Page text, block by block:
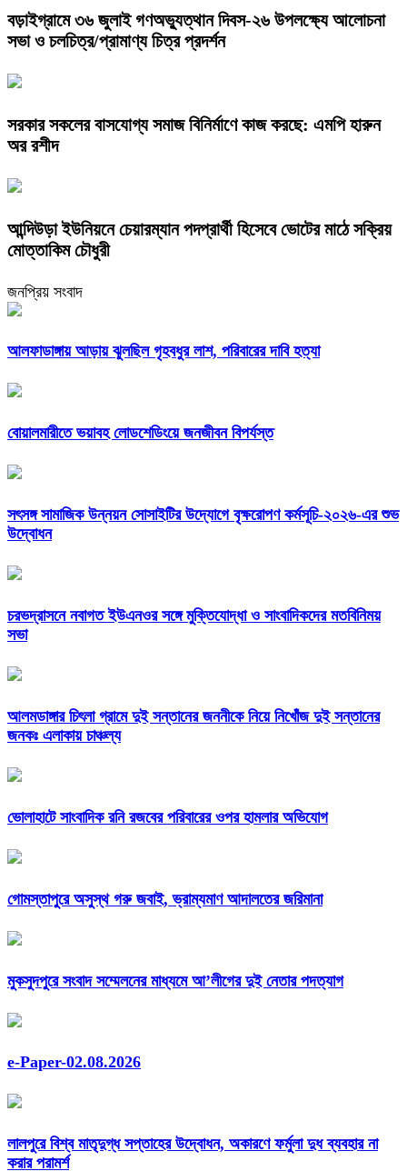
বড়াইগ্রামে ৩৬ জুলাই গণঅভ্যুত্থান দিবস-২৬ উপলক্ষ্যে আলোচনা
সভা ও চলচিত্র/প্রামাণ্য চিত্র প্রদর্শন
সরকার সকলের বাসযোগ্য সমাজ বিনির্মাণে কাজ করছে: এমপি হারুন
অর রশীদ
আন্দিউড়া ইউনিয়নে চেয়ারম্যান পদপ্রার্থী হিসেবে ভোটের মাঠে সক্রিয়
মোত্তাকিম চৌধুরী
জনপ্রিয় সংবাদ
আলফাডাঙ্গায় আড়ায় ঝুলছিল গৃহবধুর লাশ, পরিবারের দাবি হত্যা
বোয়ালমারীতে ভয়াবহ লোডশেডিংয়ে জনজীবন বিপর্যস্ত
সৎসঙ্গ সামাজিক উন্নয়ন সোসাইটির উদ্যোগে বৃক্ষরোপণ কর্মসূচি-২০২৬-এর শুভ
উদ্বোধন
চরভদ্রাসনে নবাগত ইউএনওর সঙ্গে মুক্তিযোদ্ধা ও সাংবাদিকদের মতবিনিময়
সভা
আলমডাঙ্গার চিৎলা গ্রামে দুই সন্তানের জননীকে নিয়ে নিখোঁজ দুই সন্তানের
জনকঃ এলাকায় চাঞ্চল্য
ভোলাহাটে সাংবাদিক রনি রজবের পরিবারের ওপর হামলার অভিযোগ
গোমস্তাপুরে অসুস্থ গরু জবাই, ভ্রাম্যমাণ আদালতের জরিমানা
মুকসুদপুরে সংবাদ সম্মেলনের মাধ্যমে আ’লীগের দুই নেতার পদত্যাগ
e-Paper-02.08.2026
লালপুরে বিশ্ব মাতৃদুগ্ধ সপ্তাহের উদ্বোধন, অকারণে ফর্মুলা দুধ ব্যবহার না
করার পরামর্শ